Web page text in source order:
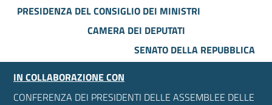
PRESIDENZA DEL CONSIGLIO DEI MINISTRI
CAMERA DEI DEPUTATI
SENATO DELLA REPUBBLICA
IN COLLABORAZIONE CON
CONFERENZA DEI PRESIDENTI DELLE ASSEMBLEE DELLE